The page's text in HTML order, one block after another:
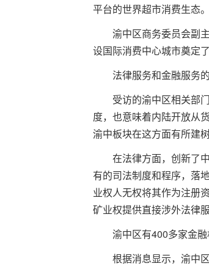
平台的世界超市消费生态。
渝中区商务委员会副
设国际消费中心城市奠定
法律服务和金融服务
受访的渝中区相关部
度，也意味着内陆开放从
渝中板块在这方面有所建
在法律方面，创新了
有的司法制度和程序，落
业权人无权将其作为注册
矿业权提供直接涉外法律
渝中区有400多家金
根据消息显示，渝中